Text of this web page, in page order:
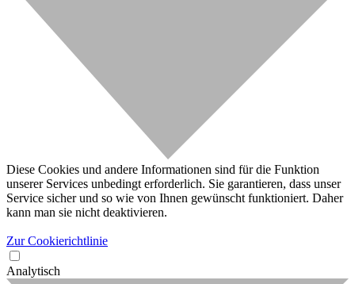
Diese Cookies und andere Informationen sind für die Funktion
unserer Services unbedingt erforderlich. Sie garantieren, dass unser
Service sicher und so wie von Ihnen gewünscht funktioniert. Daher
kann man sie nicht deaktivieren.
Zur Cookierichtlinie
Analytisch